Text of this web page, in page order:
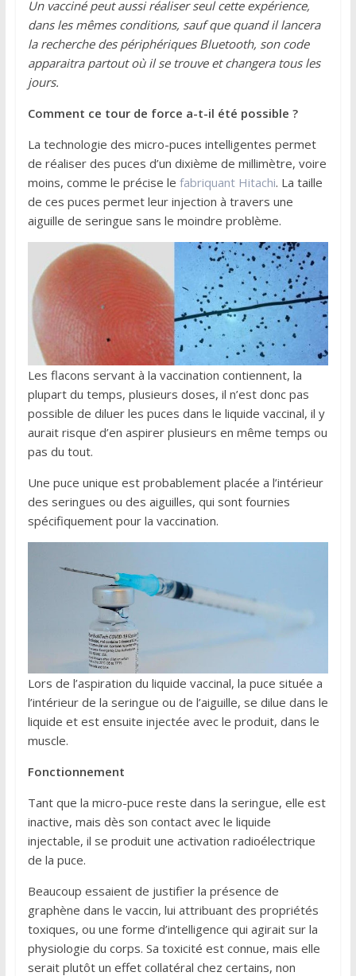
Un vacciné peut aussi réaliser seul cette expérience,
dans les mêmes conditions, sauf que quand il lancera
la recherche des périphériques Bluetooth, son code
apparaitra partout où il se trouve et changera tous les
jours.
Comment ce tour de force a-t-il été possible ?
La technologie des micro-puces intelligentes permet
de réaliser des puces d’un dixième de millimètre, voire
moins, comme le précise le fabriquant Hitachi. La taille
de ces puces permet leur injection à travers une
aiguille de seringue sans le moindre problème.
Les flacons servant à la vaccination contiennent, la
plupart du temps, plusieurs doses, il n’est donc pas
possible de diluer les puces dans le liquide vaccinal, il y
aurait risque d’en aspirer plusieurs en même temps ou
pas du tout.
Une puce unique est probablement placée a l’intérieur
des seringues ou des aiguilles, qui sont fournies
spécifiquement pour la vaccination.
Lors de l’aspiration du liquide vaccinal, la puce située a
l’intérieur de la seringue ou de l’aiguille, se dilue dans le
liquide et est ensuite injectée avec le produit, dans le
muscle.
Fonctionnement
Tant que la micro-puce reste dans la seringue, elle est
inactive, mais dès son contact avec le liquide
injectable, il se produit une activation radioélectrique
de la puce.
Beaucoup essaient de justifier la présence de
graphène dans le vaccin, lui attribuant des propriétés
toxiques, ou une forme d’intelligence qui agirait sur la
physiologie du corps. Sa toxicité est connue, mais elle
serait plutôt un effet collatéral chez certains, non